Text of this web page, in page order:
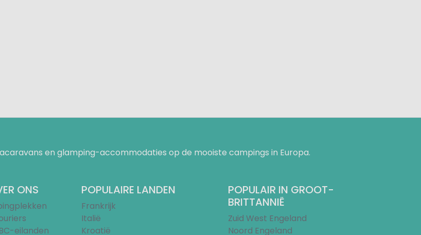
en glamping-accommodaties op de mooiste campings in Europa.
ONS
eilanden
POPULAIRE LANDEN
Frankrijk
Italië
Kroatië
POPULAIR IN GROOT-
BRITTANNIË
Zuid West Engeland
Noord Engeland